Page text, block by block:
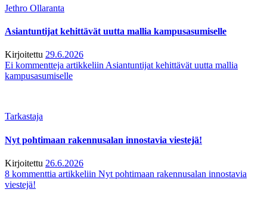
Jethro Ollaranta
Asiantuntijat kehittävät uutta mallia kampusasumiselle
Kirjoitettu 29.6.2026
Ei kommentteja artikkeliin Asiantuntijat kehittävät uutta mallia
kampusasumiselle
Tarkastaja
Nyt pohtimaan rakennusalan innostavia viestejä!
Kirjoitettu 26.6.2026
8 kommenttia artikkeliin Nyt pohtimaan rakennusalan innostavia
viestejä!